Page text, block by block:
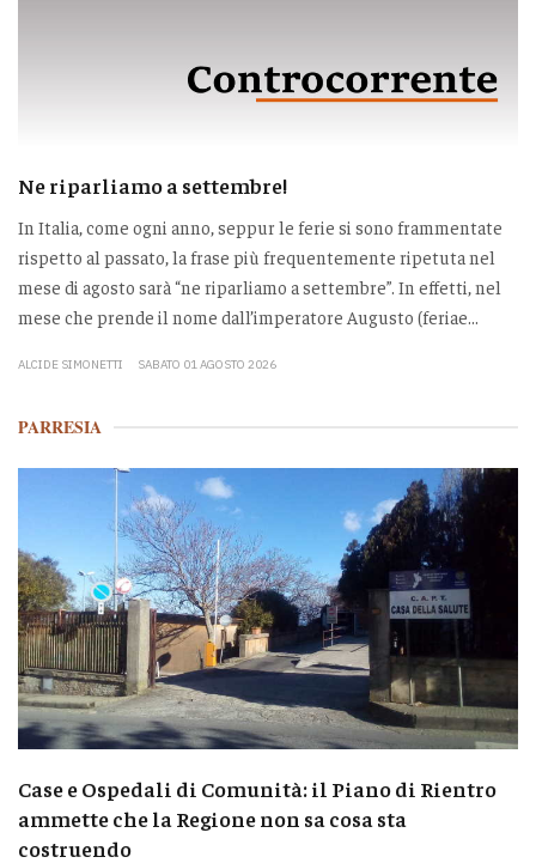
Ne riparliamo a settembre!
In Italia, come ogni anno, seppur le ferie si sono frammentate
rispetto al passato, la frase più frequentemente ripetuta nel
mese di agosto sarà “ne riparliamo a settembre”. In effetti, nel
mese che prende il nome dall’imperatore Augusto (feriae...
ALCIDE SIMONETTI SABATO 01 AGOSTO 2026
PARRESIA
Case e Ospedali di Comunità: il Piano di Rientro
ammette che la Regione non sa cosa sta
costruendo